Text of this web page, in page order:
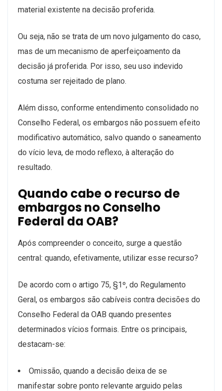
material existente na decisão proferida.
Ou seja, não se trata de um novo julgamento do caso,
mas de um mecanismo de aperfeiçoamento da
decisão já proferida. Por isso, seu uso indevido
costuma ser rejeitado de plano.
Além disso, conforme entendimento consolidado no
Conselho Federal, os embargos não possuem efeito
modificativo automático, salvo quando o saneamento
do vício leva, de modo reflexo, à alteração do
resultado.
Quando cabe o recurso de
embargos no Conselho
Federal da OAB?
Após compreender o conceito, surge a questão
central: quando, efetivamente, utilizar esse recurso?
De acordo com o artigo 75, §1º, do Regulamento
Geral, os embargos são cabíveis contra decisões do
Conselho Federal da OAB quando presentes
determinados vícios formais. Entre os principais,
destacam-se:
Omissão, quando a decisão deixa de se
manifestar sobre ponto relevante arguido pelas